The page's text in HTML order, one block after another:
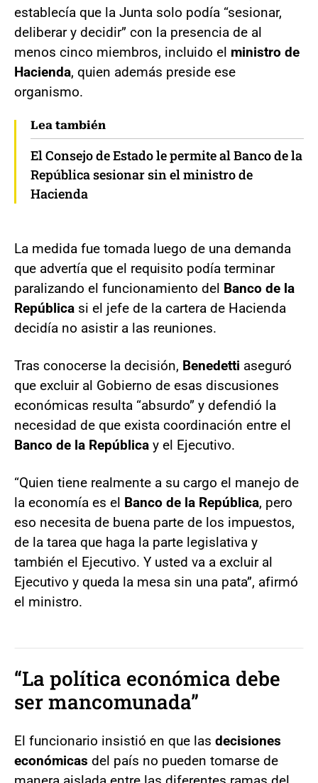
establecía que la Junta solo podía “sesionar,
deliberar y decidir” con la presencia de al
menos cinco miembros, incluido el ministro de
Hacienda, quien además preside ese
organismo.
Lea también
El Consejo de Estado le permite al Banco de la
República sesionar sin el ministro de
Hacienda
La medida fue tomada luego de una demanda
que advertía que el requisito podía terminar
paralizando el funcionamiento del Banco de la
República si el jefe de la cartera de Hacienda
decidía no asistir a las reuniones.
Tras conocerse la decisión, Benedetti aseguró
que excluir al Gobierno de esas discusiones
económicas resulta “absurdo” y defendió la
necesidad de que exista coordinación entre el
Banco de la República y el Ejecutivo.
“Quien tiene realmente a su cargo el manejo de
la economía es el Banco de la República, pero
eso necesita de buena parte de los impuestos,
de la tarea que haga la parte legislativa y
también el Ejecutivo. Y usted va a excluir al
Ejecutivo y queda la mesa sin una pata”, afirmó
el ministro.
“La política económica debe
ser mancomunada”
El funcionario insistió en que las decisiones
económicas del país no pueden tomarse de